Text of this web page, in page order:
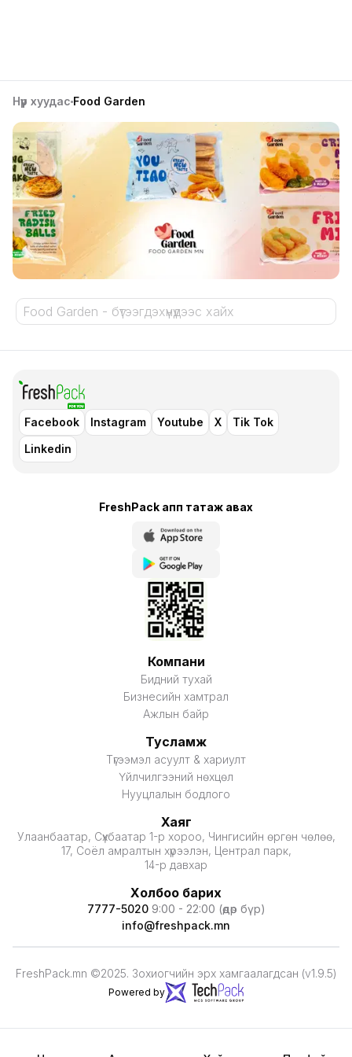
Нүүр хуудас Food Garden
Facebook Instagram Youtube X
Tik Tok
Linkedin
FreshPack апп татаж авaх
Компани
Бидний тухай
Бизнесийн хамтрал
Ажлын байр
Тусламж
Түгээмэл асуулт & хариулт
Үйлчилгээний нөхцөл
Нууцлалын бодлого
Хаяг
Улаанбаатар, Сүхбаатар 1-р хороо, Чингисийн өргөн чөлөө,
17, Соёл амралтын хүрээлэн, Централ парк,
14-р давхар
Холбоо барих
7777-5020 9:00 - 22:00 (өдөр бүр)
info@freshpack.mn
FreshPack.mn ©2025. Зохиогчийн эрх хамгаалагдсан (v1.9.5)
Powered by